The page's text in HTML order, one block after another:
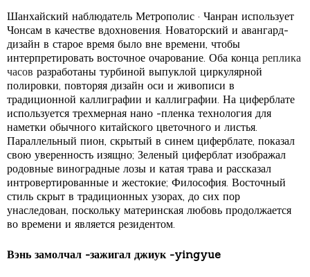
Шанхайский наблюдатель Метрополис · Чанран использует
Чонсам в качестве вдохновения. Новаторский и авангард-
дизайн в старое время было вне времени, чтобы
интерпретировать восточное очарование. Оба конца реплика
часов разработаны турбиной выпуклой циркулярной
полировки, повторяя дизайн оси и живописи в
традиционной каллиграфии и каллиграфии. На циферблате
используется трехмерная нано -пленка технология для
наметки обычного китайского цветочного и листья.
Параллельный пион, скрытый в синем циферблате, показал
свою уверенность изящно; Зеленый циферблат изображал
родовные виноградные лозы и катая трава и рассказал
интровертированные и жестокие; Философия. Восточный
стиль скрыт в традиционных узорах, до сих пор
унаследован, поскольку материнская любовь продолжается
во времени и является резидентом.
Вэнь замолчал -зажигал джиук -yingyue